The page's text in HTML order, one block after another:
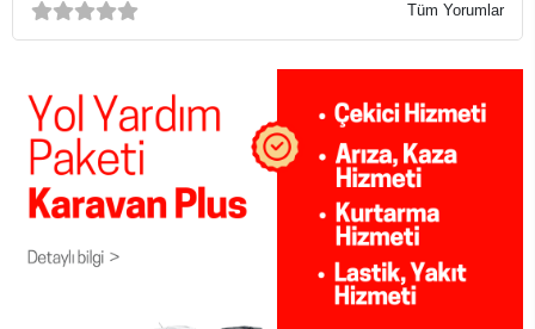
Tüm Yorumlar